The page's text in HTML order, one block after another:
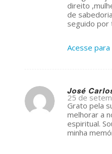
direito
de
seguido por
Acesse
José
s
ays:
25 de
Grato pela
melhorar a
espiritual.
minha